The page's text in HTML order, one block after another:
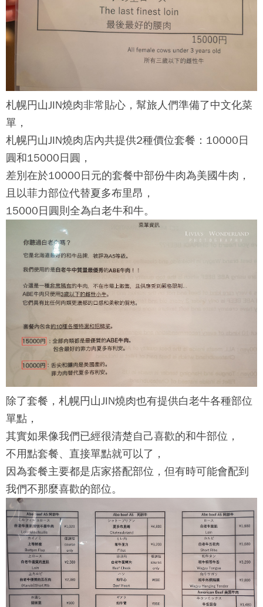
札幌円山JIN燒肉非常貼心，幫旅人們準備了中文化菜
單，
札幌円山JIN燒肉店內共提供2種價位套餐：10000日
圓和15000日圓，
差別在於10000日元的套餐中部份牛肉為美國牛肉，
且以菲力部位代替夏多布里昂，
15000日圓則全為白老牛和牛。
除了套餐， 札幌円山JIN燒肉也有提供白老牛各種部位
單點，
其實如果像我們已經很清楚自己喜歡的和牛部位，
不用點套餐、直接單點就可以了，
因為套餐主要都是店家搭配部位，但有時可能會配到
我們不那麼喜歡的部位。